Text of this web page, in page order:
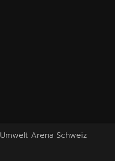
Umwelt Arena Schweiz